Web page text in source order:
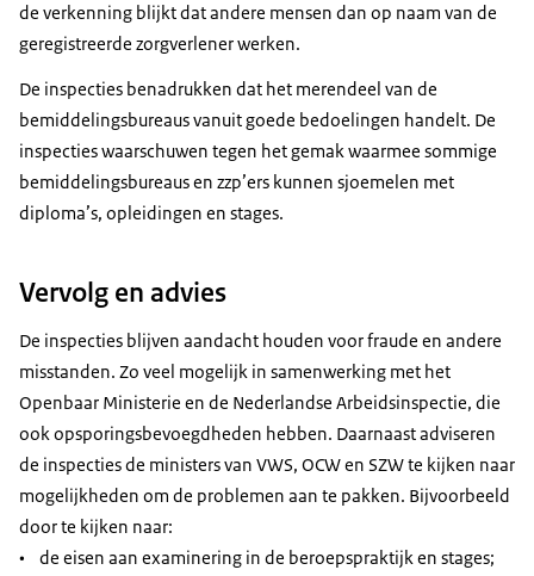
de verkenning blijkt dat andere mensen dan op naam van de
geregistreerde zorgverlener werken.
De inspecties benadrukken dat het merendeel van de
bemiddelingsbureaus vanuit goede bedoelingen handelt. De
inspecties waarschuwen tegen het gemak waarmee sommige
bemiddelingsbureaus en zzp’ers kunnen sjoemelen met
diploma’s, opleidingen en stages.
Vervolg en advies
De inspecties blijven aandacht houden voor fraude en andere
misstanden. Zo veel mogelijk in samenwerking met het
Openbaar Ministerie en de Nederlandse Arbeidsinspectie, die
ook opsporingsbevoegdheden hebben. Daarnaast adviseren
de inspecties de ministers van VWS, OCW en SZW te kijken naar
mogelijkheden om de problemen aan te pakken. Bijvoorbeeld
door te kijken naar:
• de eisen aan examinering in de beroepspraktijk en stages;